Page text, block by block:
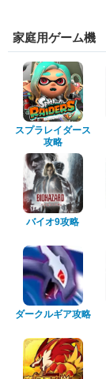
家庭用ゲーム機
スプラレイダース
攻略
バイオ9攻略
ダークルギア攻略